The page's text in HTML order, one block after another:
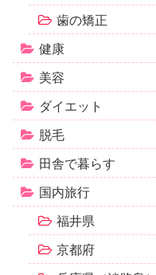
歯の矯正
健康
美容
ダイエット
脱毛
田舎で暮らす
国内旅行
福井県
京都府